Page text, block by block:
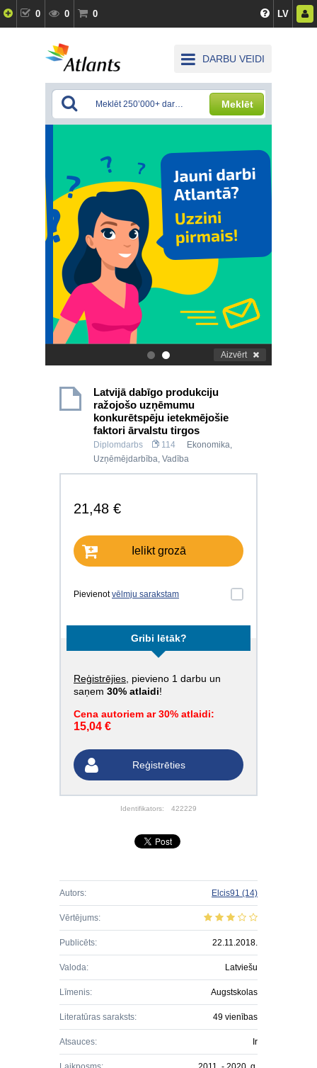
0 0 0 LV
DARBU VEIDI
Meklēt
. Aizvērt
Latvijā dabīgo produkciju
ražojošo uzņēmumu
konkurētspēju ietekmējošie
faktori ārvalstu tirgos
Diplomdarbs 114 Ekonomika,
Uzņēmējdarbība, Vadība
21,48 €
Ielikt grozā
Pievienotvēlmju sarakstam
Gribi lētāk?
Reģistrējies , pievieno 1 darbu un
saņem 30% atlaidi!
Cena autoriem ar 30% atlaidi:
15,04 €
Reģistrēties
Identifikators: 422229
Autors: Elcis91 (14)
Vērtējums:
Publicēts: 22.11.2018.
Valoda: Latviešu
Līmenis: Augstskolas
Literatūras saraksts: 49 vienības
Atsauces: Ir